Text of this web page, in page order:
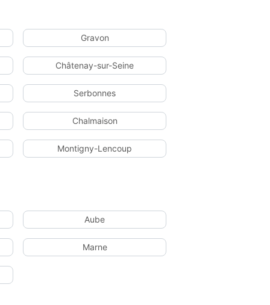
Gravon
Châtenay-sur-Seine
Serbonnes
Chalmaison
Montigny-Lencoup
Aube
Marne